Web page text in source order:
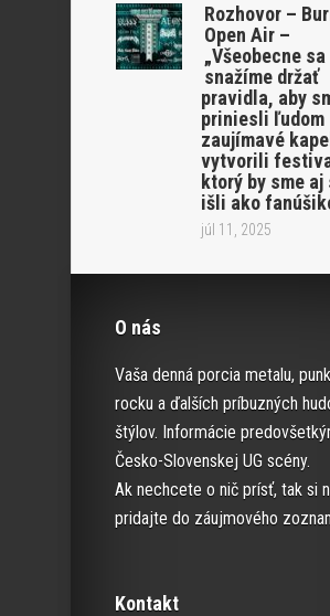
Rozhovor –
Open Air –
„Všeobecne sa
snažíme držať
pravidla, aby
priniesli ľudom
zaujímavé
vytvorili
ktorý by sme aj
išli ako
júl 11, 2025
O nás
Vaša denná porcia metalu,
rocku a ďalších príbuzných
štýlov. Informácie
Česko-Slovenskej UG scény.
Ak nechcete o nič prísť, tak si
pridajte do záujmového
Kontakt